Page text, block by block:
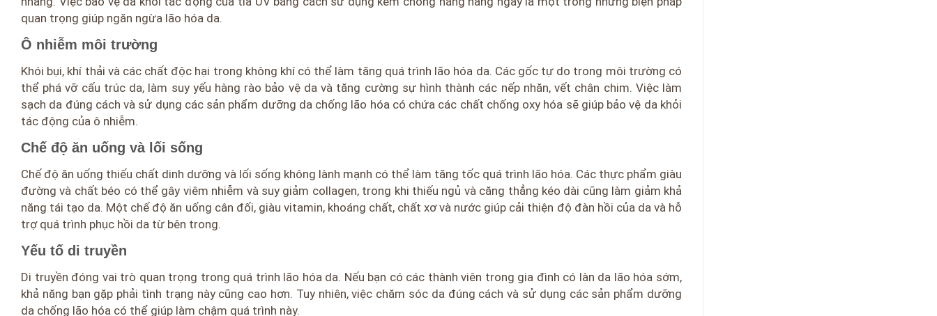
quan trọng giúp ngăn ngừa lão hóa da.
Ô nhiễm môi trường
Khói bụi, khí thải và các chất độc hại trong không khí có thể làm tăng quá trình lão hóa da. Các gốc tự do trong môi trường có
thể phá vỡ cấu trúc da, làm suy yếu hàng rào bảo vệ da và tăng cường sự hình thành các nếp nhăn, vết chân chim. Việc làm
sạch da đúng cách và sử dụng các sản phẩm dưỡng da chống lão hóa có chứa các chất chống oxy hóa sẽ giúp bảo vệ da khỏi
tác động của ô nhiễm.
Chế độ ăn uống và lối sống
Chế độ ăn uống thiếu chất dinh dưỡng và lối sống không lành mạnh có thể làm tăng tốc quá trình lão hóa. Các thực phẩm giàu
đường và chất béo có thể gây viêm nhiễm và suy giảm collagen, trong khi thiếu ngủ và căng thẳng kéo dài cũng làm giảm khả
năng tái tạo da. Một chế độ ăn uống cân đối, giàu vitamin, khoáng chất, chất xơ và nước giúp cải thiện độ đàn hồi của da và hỗ
trợ quá trình phục hồi da từ bên trong.
Yếu tố di truyền
Di truyền đóng vai trò quan trọng trong quá trình lão hóa da. Nếu bạn có các thành viên trong gia đình có làn da lão hóa sớm,
khả năng bạn gặp phải tình trạng này cũng cao hơn. Tuy nhiên, việc chăm sóc da đúng cách và sử dụng các sản phẩm dưỡng
da chống lão hóa có thể giúp làm chậm quá trình này.